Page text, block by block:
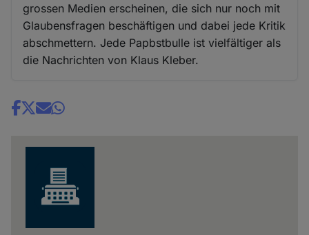
grossen Medien erscheinen, die sich nur noch mit
Glaubensfragen beschäftigen und dabei jede Kritik
abschmettern. Jede Papbstbulle ist vielfältiger als
die Nachrichten von Klaus Kleber.
Share